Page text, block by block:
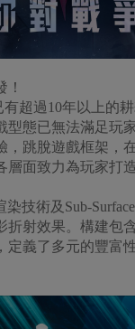
超過10年以上的
態已無法滿足玩
，跳脫遊戲框架，
面致力為玩家打
技術及Sub-
射效果。構建包
義了多元的豐富